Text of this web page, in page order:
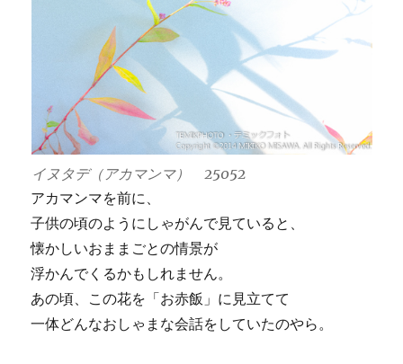
イヌタデ（アカマンマ） 25052
アカマンマを前に、
子供の頃のようにしゃがんで見ていると、
懐かしいおままごとの情景が
浮かんでくるかもしれません。
あの頃、この花を「お赤飯」に見立てて
一体どんなおしゃまな会話をしていたのやら。